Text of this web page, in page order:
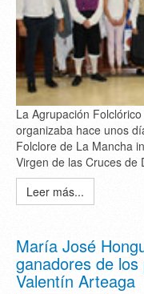
La Agrupación
organizaba hace unos
Folclore de La Mancha
Virgen de las Cruces de
Leer más...
María José
ganadores de
Valentín Arteaga